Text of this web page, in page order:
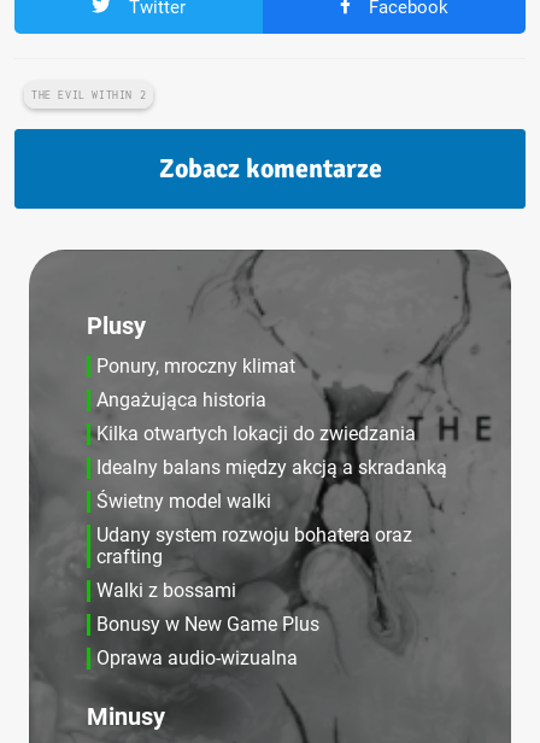
Twitter Facebook
THE EVIL WITHIN 2
Zobacz komentarze
Plusy
Ponury, mroczny klimat
Angażująca historia
Kilka otwartych lokacji do zwiedzania
Idealny balans między akcją a skradanką
Świetny model walki
Udany system rozwoju bohatera oraz
crafting
Walki z bossami
Bonusy w New Game Plus
Oprawa audio-wizualna
Minusy